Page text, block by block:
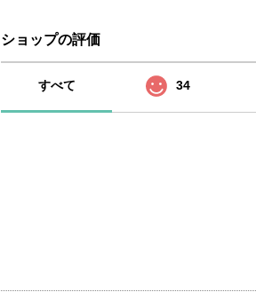
ショップの評価
すべて 34